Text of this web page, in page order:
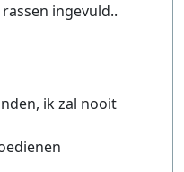
ingevuld..
ik zal nooit